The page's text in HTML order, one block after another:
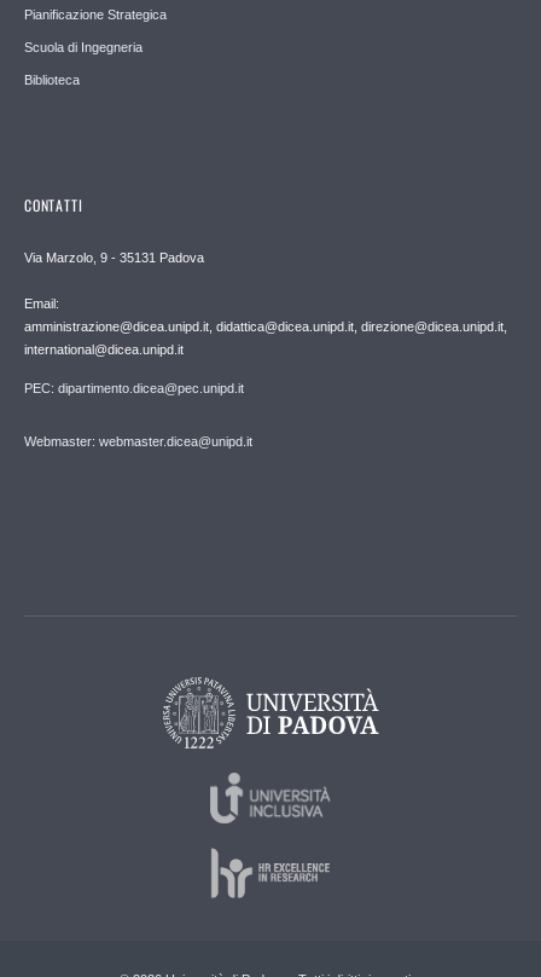
Pianificazione Strategica
Scuola di Ingegneria
Biblioteca
CONTATTI
Via Marzolo, 9 - 35131 Padova
Email:
amministrazione@dicea.unipd.it, didattica@dicea.unipd.it, direzione@dicea.unipd.it,
international@dicea.unipd.it
PEC: dipartimento.dicea@pec.unipd.it
Webmaster: webmaster.dicea@unipd.it